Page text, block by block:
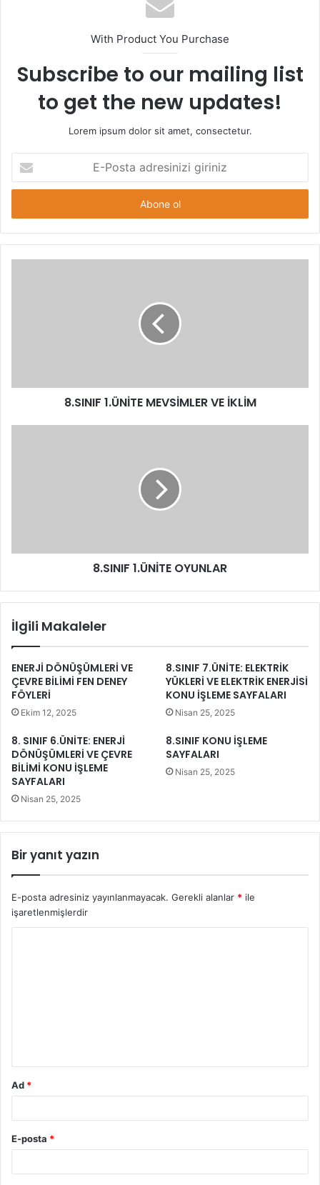
With Product You Purchase
Subscribe to our mailing list
to get the new updates!
Lorem ipsum dolor sit amet, consectetur.
Posta
adresinizi
8.SINIF 1.ÜNİTE MEVSİMLER VE İKLİM
8.SINIF 1.ÜNİTE OYUNLAR
İlgili Makaleler
ENERJİ DÖNÜŞÜMLERİ VE
ÇEVRE BİLİMİ FEN DENEY
FÖYLERİ
Ekim 12, 2025
8.SINIF 7.ÜNİTE: ELEKTRİK
YÜKLERİ VE ELEKTRİK ENERJİSİ
KONU İŞLEME SAYFALARI
Nisan 25, 2025
8. SINIF 6.ÜNİTE: ENERJİ
DÖNÜŞÜMLERİ VE ÇEVRE
BİLİMİ KONU İŞLEME
SAYFALARI
Nisan 25, 2025
8.SINIF KONU İŞLEME
SAYFALARI
Nisan 25, 2025
Bir yanıt yazın
E-posta adresiniz yayınlanmayacak. Gerekli alanlar * ile
işaretlenmişlerdir
Ad *
E-posta *